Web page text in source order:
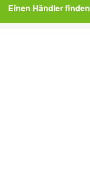
Einen Händler finden